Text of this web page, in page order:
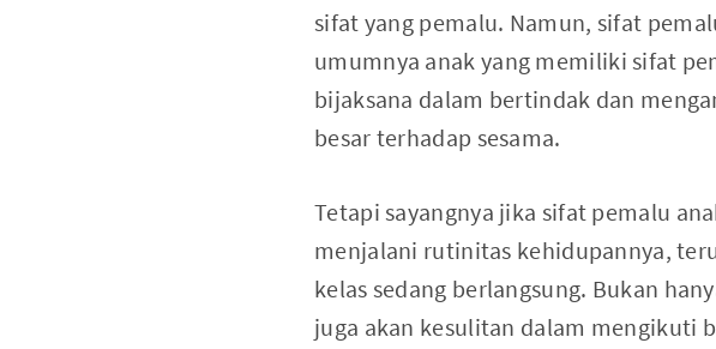
sifat yang pemalu. Namun, sifat
umumnya anak yang memiliki sifat
bijaksana dalam bertindak dan
besar terhadap sesama.
Tetapi sayangnya jika sifat pemalu
menjalani rutinitas kehidupannya,
kelas sedang berlangsung. Bukan
juga akan kesulitan dalam mengikuti